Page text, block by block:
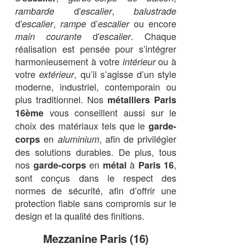
rambarde d'escalier,balustrade
d'escalier,rampe d’escalierou encore
main courante d'escalier. Chaque
réalisation est pensée pour s’intégrer
harmonieusement à votre intérieurou à
votreextérieur, qu’il s’agisse d’un style
moderne, industriel, contemporain ou
plus traditionnel. Nos métalliers Paris
16ème vous conseillent aussi sur le
choix des matériaux tels que legarde-
corps en aluminium, afin de privilégier
des solutions durables. De plus, tous
nos garde-corpsen métal à Paris 16,
sont conçus dans le respect des
normes de sécurité, afin d’offrir une
protection fiable sans compromis sur le
design et la qualité des finitions.
Mezzanine Paris (16)